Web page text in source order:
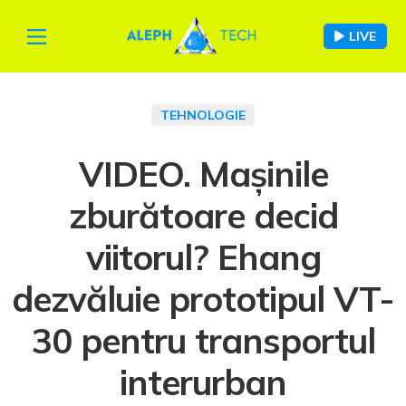
LIVE
TEHNOLOGIE
VIDEO. Mașinile
zburătoare decid
viitorul? Ehang
dezvăluie prototipul VT-
30 pentru transportul
interurban